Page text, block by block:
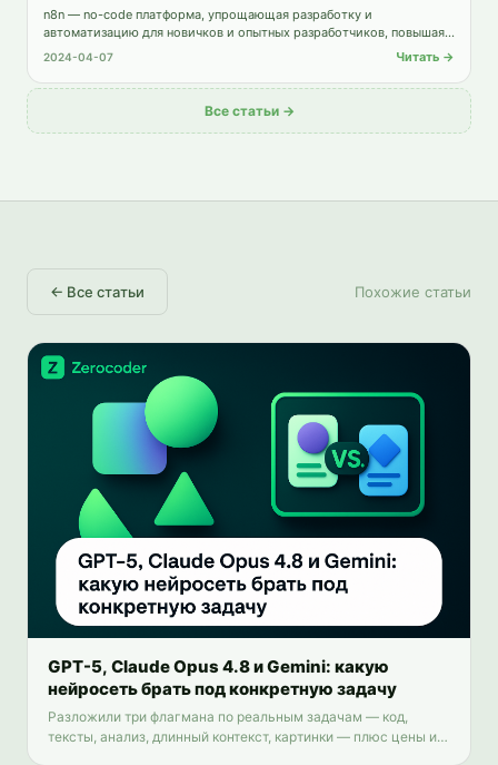
n8n — no-code платформа, упрощающая разработку и
автоматизацию для новичков и опытных разработчиков, повышая
продуктивность и ускоряя создание приложений.
2024-04-07 Читать →
Все статьи →
← Все статьи Похожие статьи
GPT-5, Claude Opus 4.8 и Gemini: какую
нейросеть брать под конкретную задачу
Разложили три флагмана по реальным задачам — код,
тексты, анализ, длинный контекст, картинки — плюс цены и